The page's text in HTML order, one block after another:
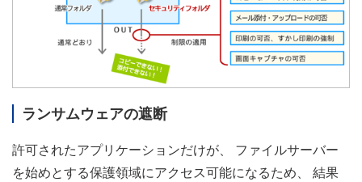
ランサムウェアの遮断
許可されたアプリケーションだけが、 ファイルサーバー
を始めとする保護領域にアクセス可能になるため、 結果